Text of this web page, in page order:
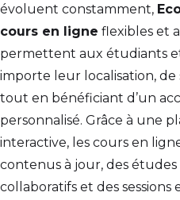
évoluent constamment,
cours en ligne flexibles et
permettent aux étudiants
importe leur localisation,
tout en bénéficiant d’un
personnalisé. Grâce à une
interactive, les cours en
contenus à jour, des études
collaboratifs et des